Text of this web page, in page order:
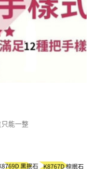
能一整